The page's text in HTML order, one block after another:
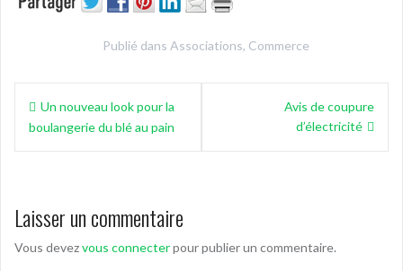
Publié dans Associations, Commerce
Navigation
de Un nouveau look pour la
boulangerie du blé au pain
Avis de coupure
d’électricité
Laisser un commentaire
Vous devezvous connecterpour publier un commentaire.